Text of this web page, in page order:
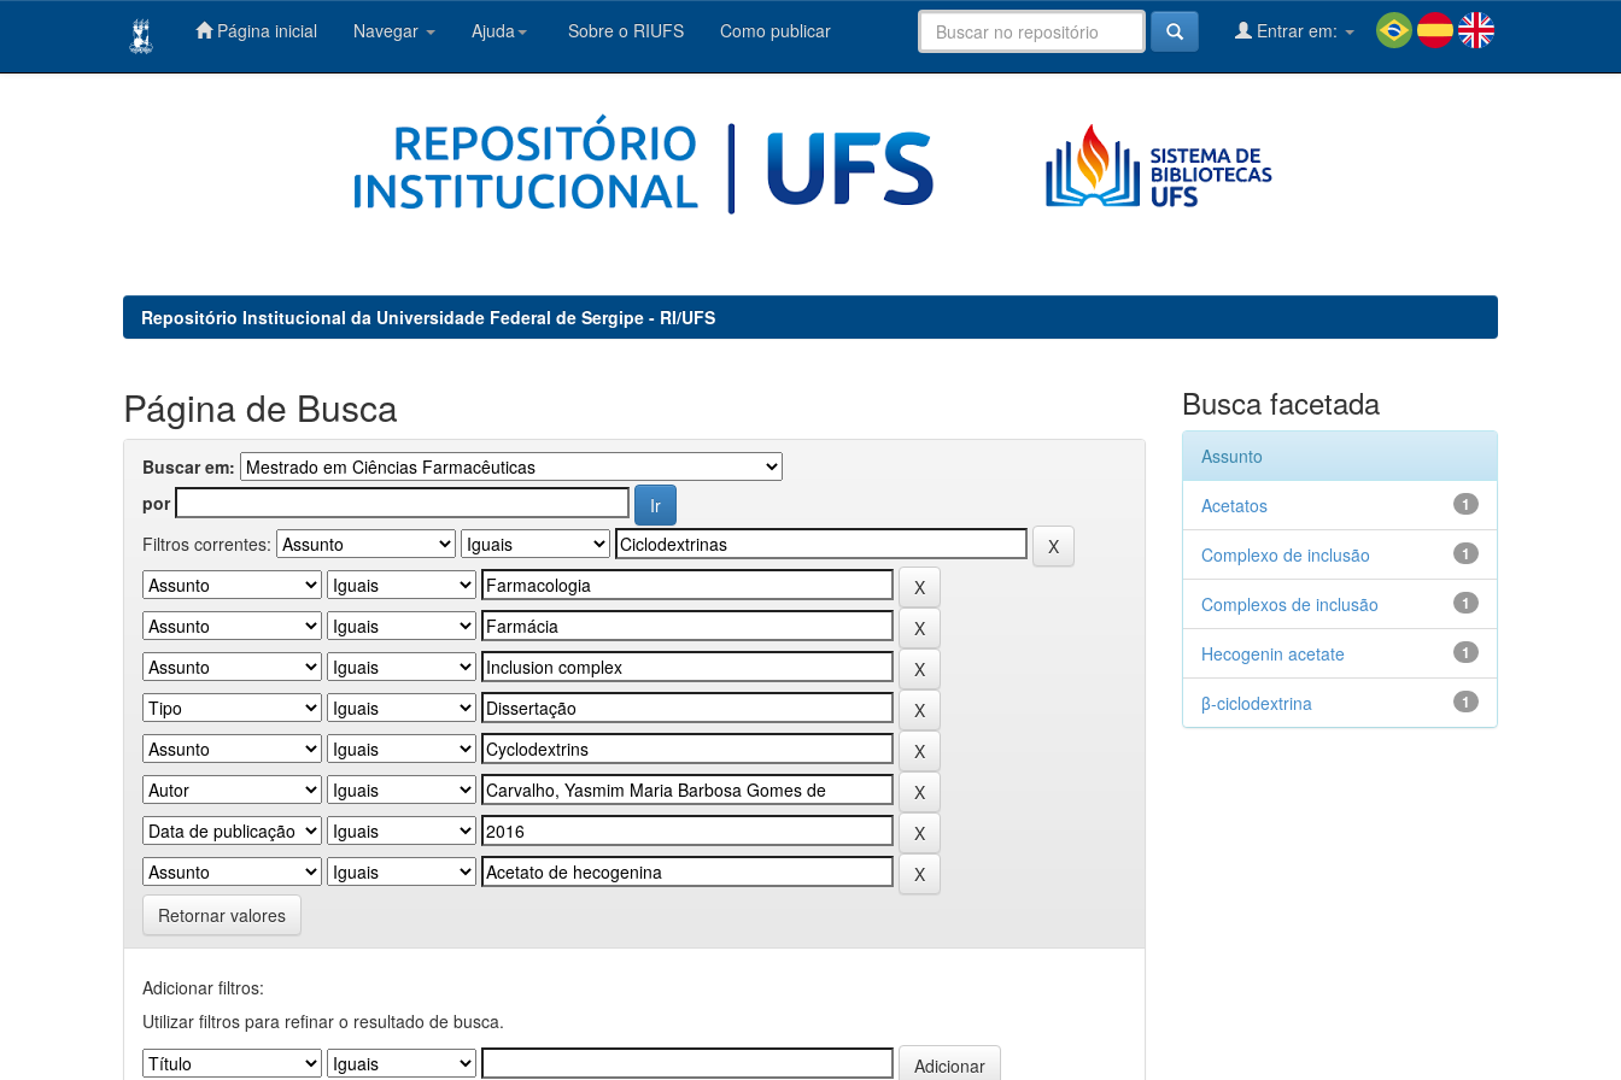
Página inicial Navegar Ajuda Sobre o RIUFS Como publicar Entrar em:
Repositório Institucional da Universidade Federal de Sergipe - RI/UFS
Página de Busca
Buscar em:
por
Filtros correntes:
Retornar valores
Adicionar filtros:
Utilizar filtros para refinar o resultado de busca.
Busca facetada
Assunto
1
Acetatos
1
Complexo de inclusão
1
Complexos de inclusão
1
Hecogenin acetate
1
β-ciclodextrina